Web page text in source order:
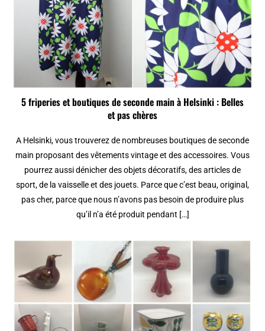
5 friperies et boutiques de seconde main à Helsinki : Belles
et pas chères
A Helsinki, vous trouverez de nombreuses boutiques de seconde
main proposant des vêtements vintage et des accessoires. Vous
pourrez aussi dénicher des objets décoratifs, des articles de
sport, de la vaisselle et des jouets. Parce que c’est beau, original,
pas cher, parce que nous n’avons pas besoin de produire plus
qu’il n’a été produit pendant […]